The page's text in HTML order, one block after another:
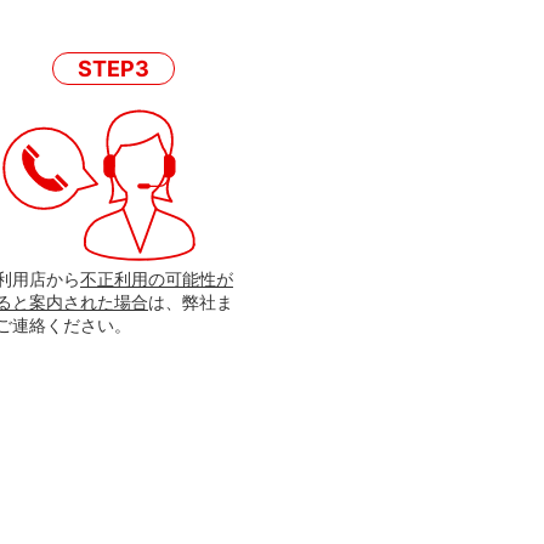
STEP3
用店から不正利用の可能性が
と案内された場合は、弊社ま
連絡ください。